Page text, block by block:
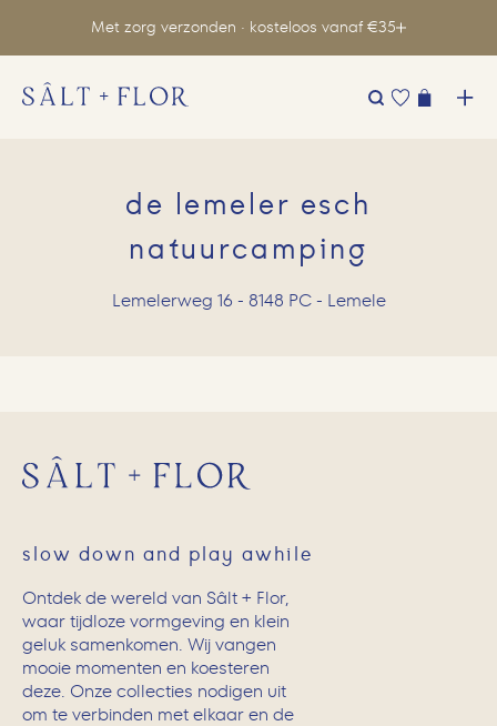
Met zorg verzonden · kosteloos vanaf €35
de lemeler esch
natuurcamping
Lemelerweg 16 - 8148 PC - Lemele
slow down and play awhile
Ontdek de wereld van Sâlt + Flor,
waar tijdloze vormgeving en klein
geluk samenkomen. Wij vangen
mooie momenten en koesteren
deze. Onze collecties nodigen uit
om te verbinden met elkaar en de